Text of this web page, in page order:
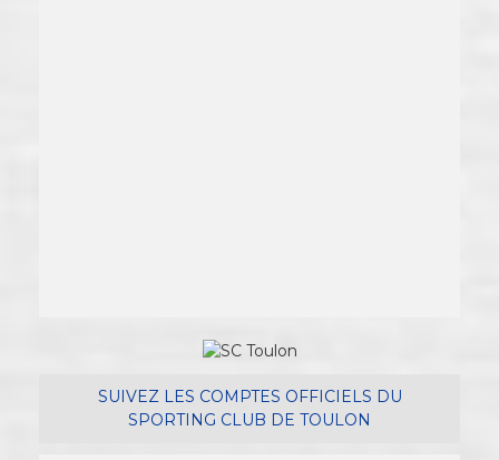
SUIVEZ LES COMPTES OFFICIELS DU
SPORTING CLUB DE TOULON